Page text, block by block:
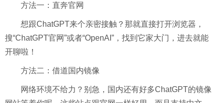
方法一：直奔官网
想跟ChatGPT来个亲密接触？那就直接打开浏览器，
搜“ChatGPT官网”或者“OpenAI”，找到它家大门，进去就能
开聊啦！
方法二：借道国内镜像
网络环境不给力？别急，国内还有好多ChatGPT的镜像